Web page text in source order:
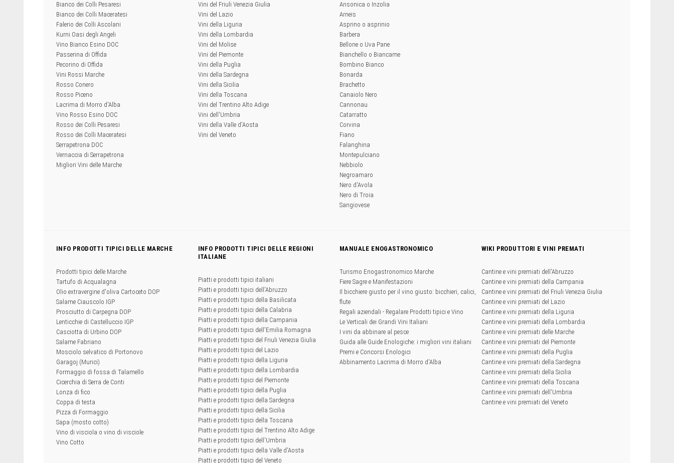
Bianco dei Colli Pesaresi
Bianco dei Colli Maceratesi
Falerio dei Colli Ascolani
Kurni Oasi degli Angeli
Vino Bianco Esino DOC
Passerina di Offida
Pecorino di Offida
Vini Rossi Marche
Rosso Conero
Rosso Piceno
Lacrima di Morro d'Alba
Vino Rosso Esino DOC
Rosso dei Colli Pesaresi
Rosso dei Colli Maceratesi
Serrapetrona DOC
Vernaccia di Serrapetrona
Migliori Vini delle Marche
Vini del Friuli Venezia Giulia
Vini del Lazio
Vini della Liguria
Vini della Lombardia
Vini del Molise
Vini del Piemonte
Vini della Puglia
Vini della Sardegna
Vini della Sicilia
Vini della Toscana
Vini del Trentino Alto Adige
Vini dell'Umbria
Vini della Valle d'Aosta
Vini del Veneto
Ansonica o Inzolia
Arneis
Asprino o asprinio
Barbera
Bellone o Uva Pane
Bianchello o Biancame
Bombino Bianco
Bonarda
Brachetto
Canaiolo Nero
Cannonau
Catarratto
Corvina
Fiano
Falanghina
Montepulciano
Nebbiolo
Negroamaro
Nero d'Avola
Nero di Troia
Sangiovese
INFO PRODOTTI TIPICI DELLE MARCHE
Prodotti tipici delle Marche
Tartufo di Acqualagna
Olio extravergine d'oliva Cartoceto DOP
Salame Ciauscolo IGP
Prosciutto di Carpegna DOP
Lenticchie di Castelluccio IGP
Casciotta di Urbino DOP
Salame Fabriano
Mosciolo selvatico di Portonovo
Garagoj (Murici)
Formaggio di fossa di Talamello
Cicerchia di Serra de Conti
Lonza di fico
Coppa di testa
Pizza di Formaggio
Sapa (mosto cotto)
Vino di visciola o vino di visciole
Vino Cotto
INFO PRODOTTI TIPICI DELLE REGIONI
ITALIANE
Piatti e prodotti tipici italiani
Piatti e prodotti tipici dell'Abruzzo
Piatti e prodotti tipici della Basilicata
Piatti e prodotti tipici della Calabria
Piatti e prodotti tipici della Campania
Piatti e prodotti tipici dell'Emilia Romagna
Piatti e prodotti tipici del Friuli Venezia Giulia
Piatti e prodotti tipici del Lazio
Piatti e prodotti tipici della Liguria
Piatti e prodotti tipici della Lombardia
Piatti e prodotti tipici del Piemonte
Piatti e prodotti tipici della Puglia
Piatti e prodotti tipici della Sardegna
Piatti e prodotti tipici della Sicilia
Piatti e prodotti tipici della Toscana
Piatti e prodotti tipici del Trentino Alto Adige
Piatti e prodotti tipici dell'Umbria
Piatti e prodotti tipici della Valle d'Aosta
Piatti e prodotti tipici del Veneto
MANUALE ENOGASTRONOMICO
Turismo Enogastronomico Marche
Fiere Sagre e Manifestazioni
Il bicchiere giusto per il vino giusto: bicchieri, calici,
flute
Regali aziendali - Regalare Prodotti tipici e Vino
Le Verticali dei Grandi Vini Italiani
I vini da abbinare al pesce
Guida alle Guide Enologiche: i migliori vini italiani
Premi e Concorsi Enologici
Abbinamento Lacrima di Morro d'Alba
WIKI PRODUTTORI E VINI PREMATI
Cantine e vini premiati dell'Abruzzo
Cantine e vini premiati della Campania
Cantine e vini premiati del Friuli Venezia Giulia
Cantine e vini premiati del Lazio
Cantine e vini premiati della Liguria
Cantine e vini premiati della Lombardia
Cantine e vini premiati delle Marche
Cantine e vini premiati del Piemonte
Cantine e vini premiati della Puglia
Cantine e vini premiati della Sardegna
Cantine e vini premiati della Sicilia
Cantine e vini premiati della Toscana
Cantine e vini premiati dell'Umbria
Cantine e vini premiati del Veneto